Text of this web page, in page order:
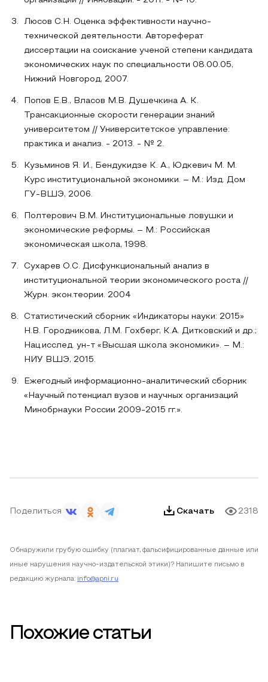
Люсов С.Н. Оценка эффективности научно-
технической деятельности. Автореферат
диссертации на соискание ученой степени кандидата
экономических наук по специальности 08.00.05,
Нижний Новгород, 2007.
Попов Е.В., Власов М.В. Душечкина А. К.
Трансакционные скорости генерации знаний
университетом // Университетское управление:
практика и анализ. - 2013. - № 2.
Кузьминов Я. И., Бендукидзе К. А., Юдкевич М. М.
Курс институциональной экономики. – М.: Изд. Дом
ГУ-ВШЭ, 2006.
Полтерович В.М. Институциональные ловушки и
экономические реформы. – М.: Российская
экономическая школа, 1998.
Сухарев О.С. Дисфункциональный анализ в
институциональной теории экономического роста //
Журн. экон.теории. 2004
Статистический сборник «Индикаторы науки: 2015»
Н.В. Городникова, Л.М. Гохберг, К.А. Дитковский и др.;
Нац.исслед. ун-т «Высшая школа экономики». – М.:
НИУ ВШЭ, 2015.
Ежегодный информационно-аналитический сборник
«Научный потенциал вузов и научных организаций
Минобрнауки России 2009-2015 гг.».
Поделиться Скачать 2318
Обнаружили грубую ошибку (плагиат, фальсифицированные данные или
иные нарушения научно-издательской этики)? Напишите письмо в
редакцию журнала: info@apni.ru
Похожие статьи